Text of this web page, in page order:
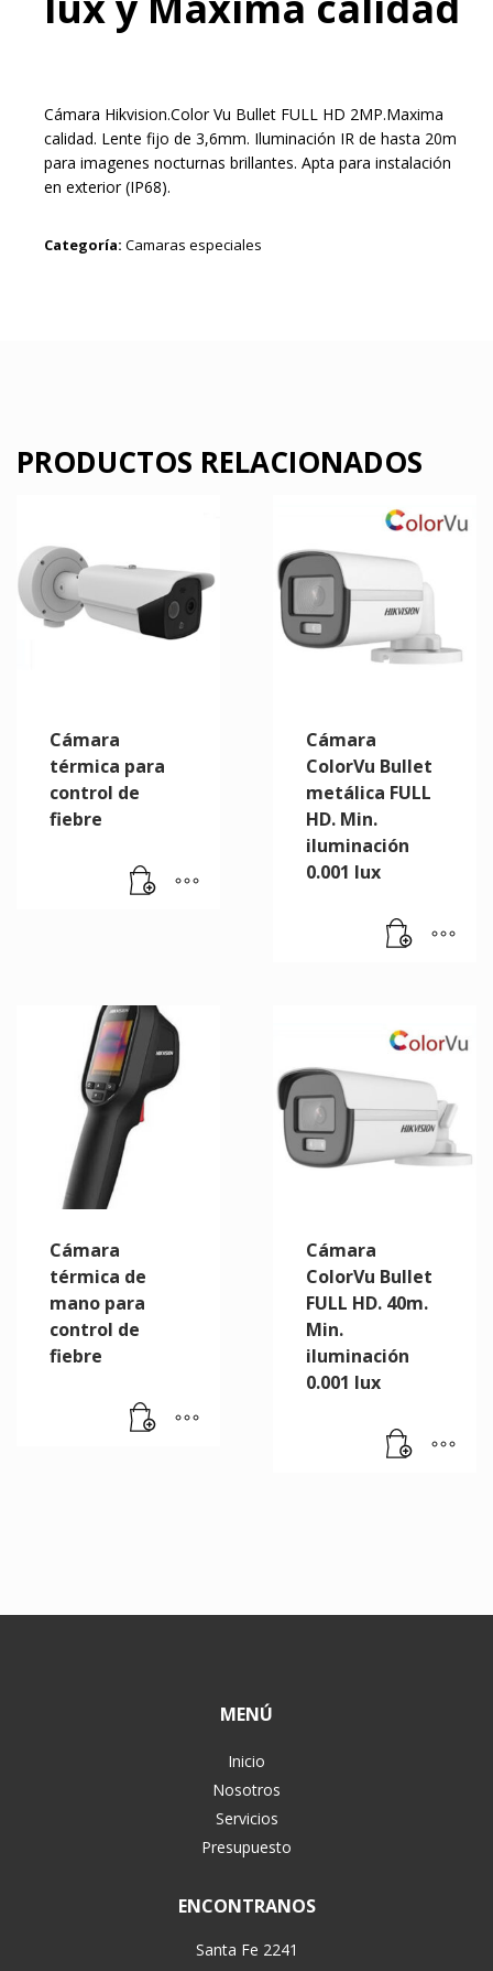
Cámara Hikvision.Color Vu Bullet FULL HD 2MP.Maxima
calidad. Lente fijo de 3,6mm. Iluminación IR de hasta 20m
para imagenes nocturnas brillantes. Apta para instalación
en exterior (IP68).
Categoría: Camaras especiales
PRODUCTOS RELACIONADOS
Cámara
térmica para
control de
fiebre
Cámara
ColorVu Bullet
metálica FULL
HD. Min.
iluminación
0.001 lux
Cámara
térmica de
mano para
control de
fiebre
Cámara
ColorVu Bullet
FULL HD. 40m.
Min.
iluminación
0.001 lux
MENÚ
Inicio
Nosotros
Servicios
Presupuesto
ENCONTRANOS
Santa Fe 2241